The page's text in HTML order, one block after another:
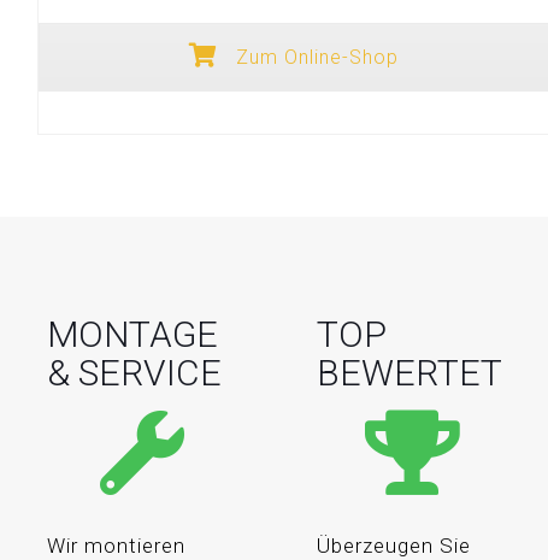
Zum Online-Shop
MONTAGE
& SERVICE
Wir montieren
TOP
BEWERTET
Überzeugen Sie